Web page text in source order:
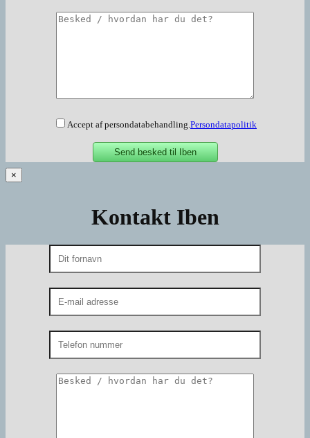
Accept af persondatabehandling.Persondatapolitik
×
Kontakt Iben